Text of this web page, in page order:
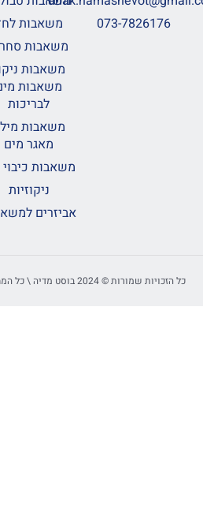
073-7826176
משאבות לחץ
משאבות סחרור
משאבות ניקוז
משאבות מים
לבריכות
משאבות מילוי
מאגר מים
משאבות כיבוי אש
ניקוזיות
אביזרים למשאבות
הזכויות שמורות © 2024 בוסט מדיה \ כל המחירים באתר זה אינם כוללים מע"מ